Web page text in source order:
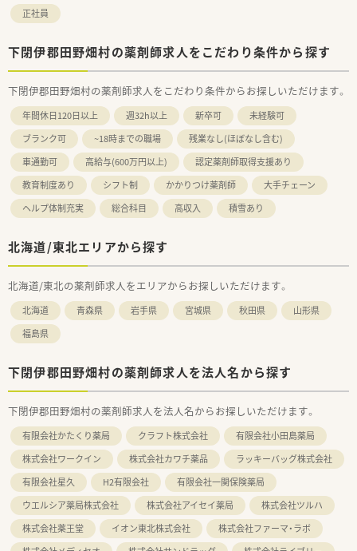
正社員
下閉伊郡田野畑村の薬剤師求人をこだわり条件から探す
下閉伊郡田野畑村の薬剤師求人をこだわり条件からお探しいただけます。
年間休日120日以上 週32h以上 新卒可
未経験可
ブランク可
~18時までの職場
残業なし(ほぼなし含む)
車通勤可
高給与(600万円以上)
認定薬剤師取得支援あり
教育制度あり
シフト制 かかりつけ薬剤師
大手チェーン
ヘルプ体制充実
総合科目 高収入 積雪あり
北海道/東北エリアから探す
北海道/東北の薬剤師求人をエリアからお探しいただけます。
北海道 青森県 岩手県 宮城県 秋田県
山形県
福島県
下閉伊郡田野畑村の薬剤師求人を法人名から探す
下閉伊郡田野畑村の薬剤師求人を法人名からお探しいただけます。
有限会社かたくり薬局 クラフト株式会社
有限会社小田島薬局
株式会社ワークイン
株式会社カワチ薬品
ラッキーバッグ株式会社
有限会社星久
H2有限会社
有限会社一関保険薬局
ウエルシア薬局株式会社
株式会社アイセイ薬局
株式会社ツルハ
株式会社薬王堂
イオン東北株式会社
株式会社ファーマ・ラボ